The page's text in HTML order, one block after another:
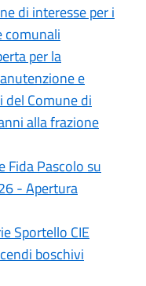
di interesse per i
comunali
per la
e
del Comune di
alla frazione
Fida Pascolo su
- Apertura
Sportello CIE
boschivi